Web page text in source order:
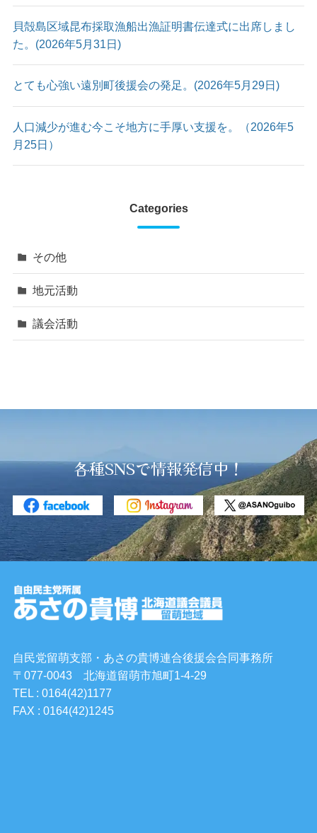
貝殻島区域昆布採取漁船出漁証明書伝達式に出席しまし
た。(2026年5月31日)
とても心強い遠別町後援会の発足。(2026年5月29日)
人口減少が進む今こそ地方に手厚い支援を。（2026年5
月25日）
Categories
その他
地元活動
議会活動
各種SNSで情報発信中！
自民党留萌支部・あさの貴博連合後援会合同事務所
〒077-0043 北海道留萌市旭町1-4-29
TEL : 0164(42)1177
FAX : 0164(42)1245